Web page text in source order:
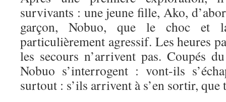
survivants : une jeune fille, Ako,
garçon, Nobuo, que le choc et
particulièrement agressif. Les heures
les secours n’arrivent pas. Coupés
Nobuo s’interrogent : vont-ils
surtout : s’ils arrivent à s’en sortir,